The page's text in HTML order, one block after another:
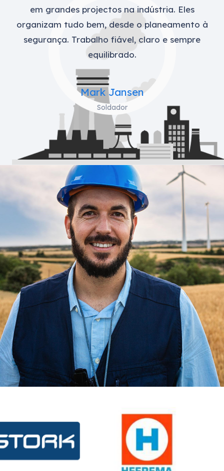
em grandes projectos na indústria. Eles
organizam tudo bem, desde o planeamento à
segurança. Trabalho fiável, claro e sempre
equilibrado.
Mark Jansen
Soldador